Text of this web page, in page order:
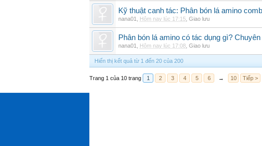
Kỹ thuật canh tác: Phân bón lá amino
nana01 Hôm nay lúc 17:15 Giao lưu
Phân bón lá amino có tác dụng gì?
nana01 Hôm nay lúc 17:08 Giao lưu
Hiển thị kết quả từ 1 đến 20 của 200
Trang 1 của 10 trang 1 2 3 4 5 6 → 10 Tiếp >